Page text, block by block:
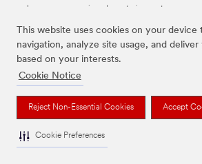
This website uses cookies on your device
navigation, analyze site usage, and
based on your interests.
Cookie Notice
Reject Non-Essential Cookies Accept
Cookie Preferences
Las marcas mencionadas anteriormente son